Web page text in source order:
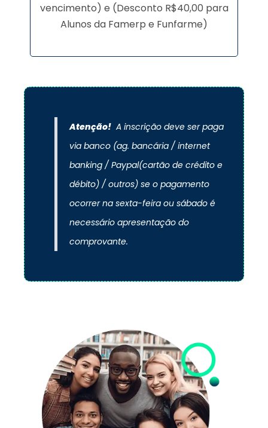
vencimento) e (Desconto R$40,00 para
Alunos da Famerp e Funfarme)
Atenção! A inscrição deve ser paga
via banco (ag. bancária / internet
banking / Paypal(cartão de crédito e
débito) / outros) se o pagamento
ocorrer na sexta-feira ou sábado é
necessário apresentação do
comprovante.